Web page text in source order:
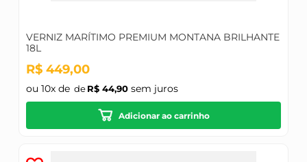
VERNIZ MARÍTIMO PREMIUM MONTANA BRILHANTE
18L
R$ 449,00
ou 10x de R$ 44,90sem juros
Adicionar ao carrinho